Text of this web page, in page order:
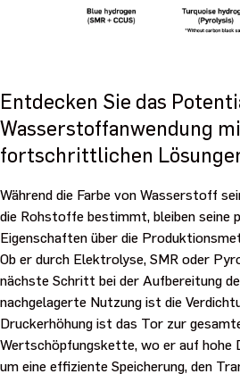
Entdecken Sie das
Wasserstoffanwendung
fortschrittlichen
Während die Farbe von Wasserstoff
die Rohstoffe bestimmt, bleiben seine
Eigenschaften über die
Ob er durch Elektrolyse, SMR oder
nächste Schritt bei der Aufbereitung
nachgelagerte Nutzung ist die
Druckerhöhung ist das Tor zur
Wertschöpfungskette, wo er auf hohe
um eine effiziente Speicherung, den